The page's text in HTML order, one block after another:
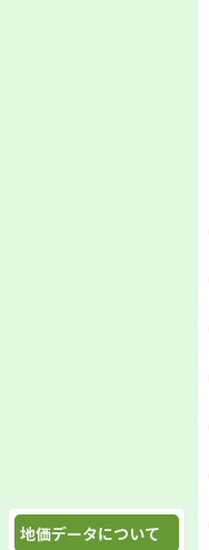
地価データについて